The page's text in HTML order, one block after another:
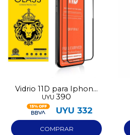
Vidrio 11D para Iphone
17 Air
UYU 390
UYU 332